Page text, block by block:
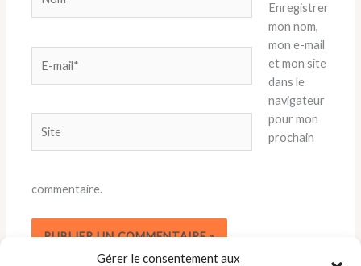
Gérer le consentement aux
mail*
Enregistrer
mon nom,
mon e-mail
et mon site
dans le
navigateur
pour mon
prochain
commentaire.